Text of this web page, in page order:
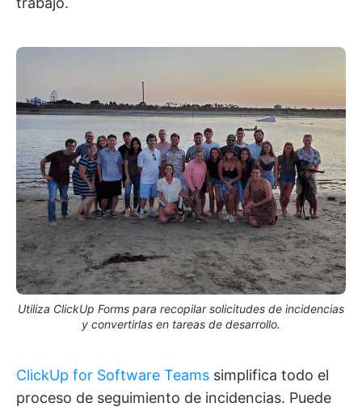
Utiliza ClickUp Forms para recopilar solicitudes de incidencias
y convertirlas en tareas de desarrollo.
ClickUp for Software Teams simplifica todo el
proceso de seguimiento de incidencias. Puede